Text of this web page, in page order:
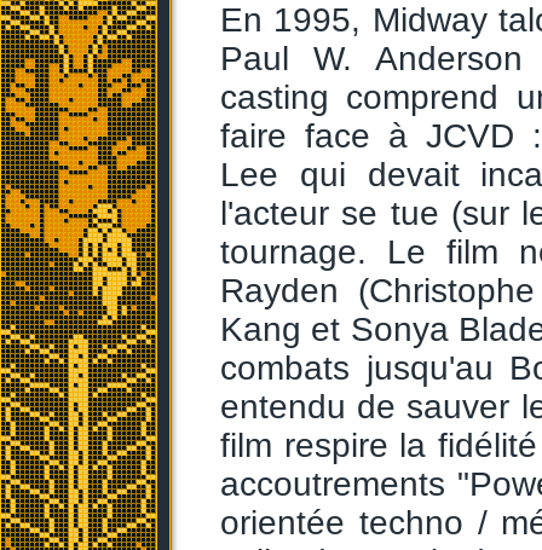
En 1995, Midway
Paul W. Anderson
casting comprend
faire face à JCVD
Lee qui devait
l'acteur se tue (sur
tournage. Le film
Rayden
Kang et Sonya
combats jusqu'au
entendu de sauver
film respire la
accoutrements
orientée techno /